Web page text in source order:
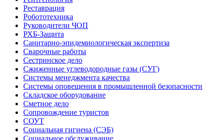
Реставрация
Робототехника
Руководители ЧОП
РХБ-Защита
Санитарно-эпидемиологическая экспертиза
Сварочные работы
Сестринское дело
Сжиженные углеводородные газы (СУГ)
Системы менеджмента качества
Системы оповещения в промышленной безопасности
Складское оборудование
Сметное дело
Сопровождение туристов
СОУТ
Социальная гигиена (СЭБ)
Социальное обслуживание